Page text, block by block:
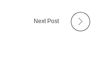
Next Post